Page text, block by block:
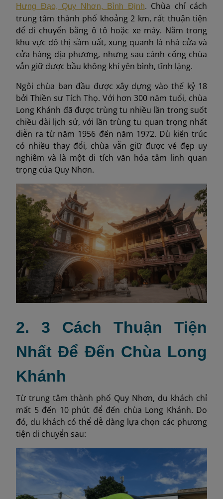
Hưng Đạo, Quy Nhơn, Bình Định. Chùa chỉ cách
trung tâm thành phố khoảng 2 km, rất thuận tiện
để di chuyển bằng ô tô hoặc xe máy. Nằm trong
khu vực đô thị sầm uất, xung quanh là nhà cửa và
cửa hàng địa phương, nhưng sau cánh cổng chùa
vẫn giữ được bầu không khí yên bình, tĩnh lặng.
Ngôi chùa ban đầu được xây dựng vào thế kỷ 18
bởi Thiền sư Tích Thọ. Với hơn 300 năm tuổi, chùa
Long Khánh đã được trùng tu nhiều lần trong suốt
chiều dài lịch sử, với lần trùng tu quan trọng nhất
diễn ra từ năm 1956 đến năm 1972. Dù kiến trúc
có nhiều thay đổi, chùa vẫn giữ được vẻ đẹp uy
nghiêm và là một di tích văn hóa tâm linh quan
trọng của Quy Nhơn.
2. 3 Cách Thuận Tiện
Nhất Để Đến Chùa Long
Khánh
Từ trung tâm thành phố Quy Nhơn, du khách chỉ
mất 5 đến 10 phút để đến chùa Long Khánh. Do
đó, du khách có thể dễ dàng lựa chọn các phương
tiện di chuyển sau: